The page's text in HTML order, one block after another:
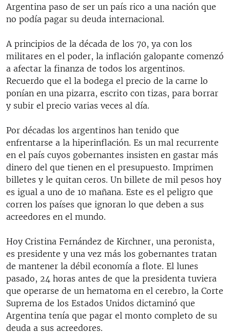
Argentina paso de ser un país rico a una nación que
no podía pagar su deuda internacional.
A principios de la década de los 70, ya con los
militares en el poder, la inflación galopante comenzó
a afectar la finanza de todos los argentinos.
Recuerdo que el la bodega el precio de la carne lo
ponían en una pizarra, escrito con tizas, para borrar
y subir el precio varias veces al día.
Por décadas los argentinos han tenido que
enfrentarse a la hiperinflación. Es un mal recurrente
en el país cuyos gobernantes insisten en gastar más
dinero del que tienen en el presupuesto. Imprimen
billetes y le quitan ceros. Un billete de mil pesos hoy
es igual a uno de 10 mañana. Este es el peligro que
corren los países que ignoran lo que deben a sus
acreedores en el mundo.
Hoy Cristina Fernández de Kirchner, una peronista,
es presidente y una vez más los gobernantes tratan
de mantener la débil economía a flote. El lunes
pasado, 24 horas antes de que la presidenta tuviera
que operarse de un hematoma en el cerebro, la Corte
Suprema de los Estados Unidos dictaminó que
Argentina tenía que pagar el monto completo de su
deuda a sus acreedores.